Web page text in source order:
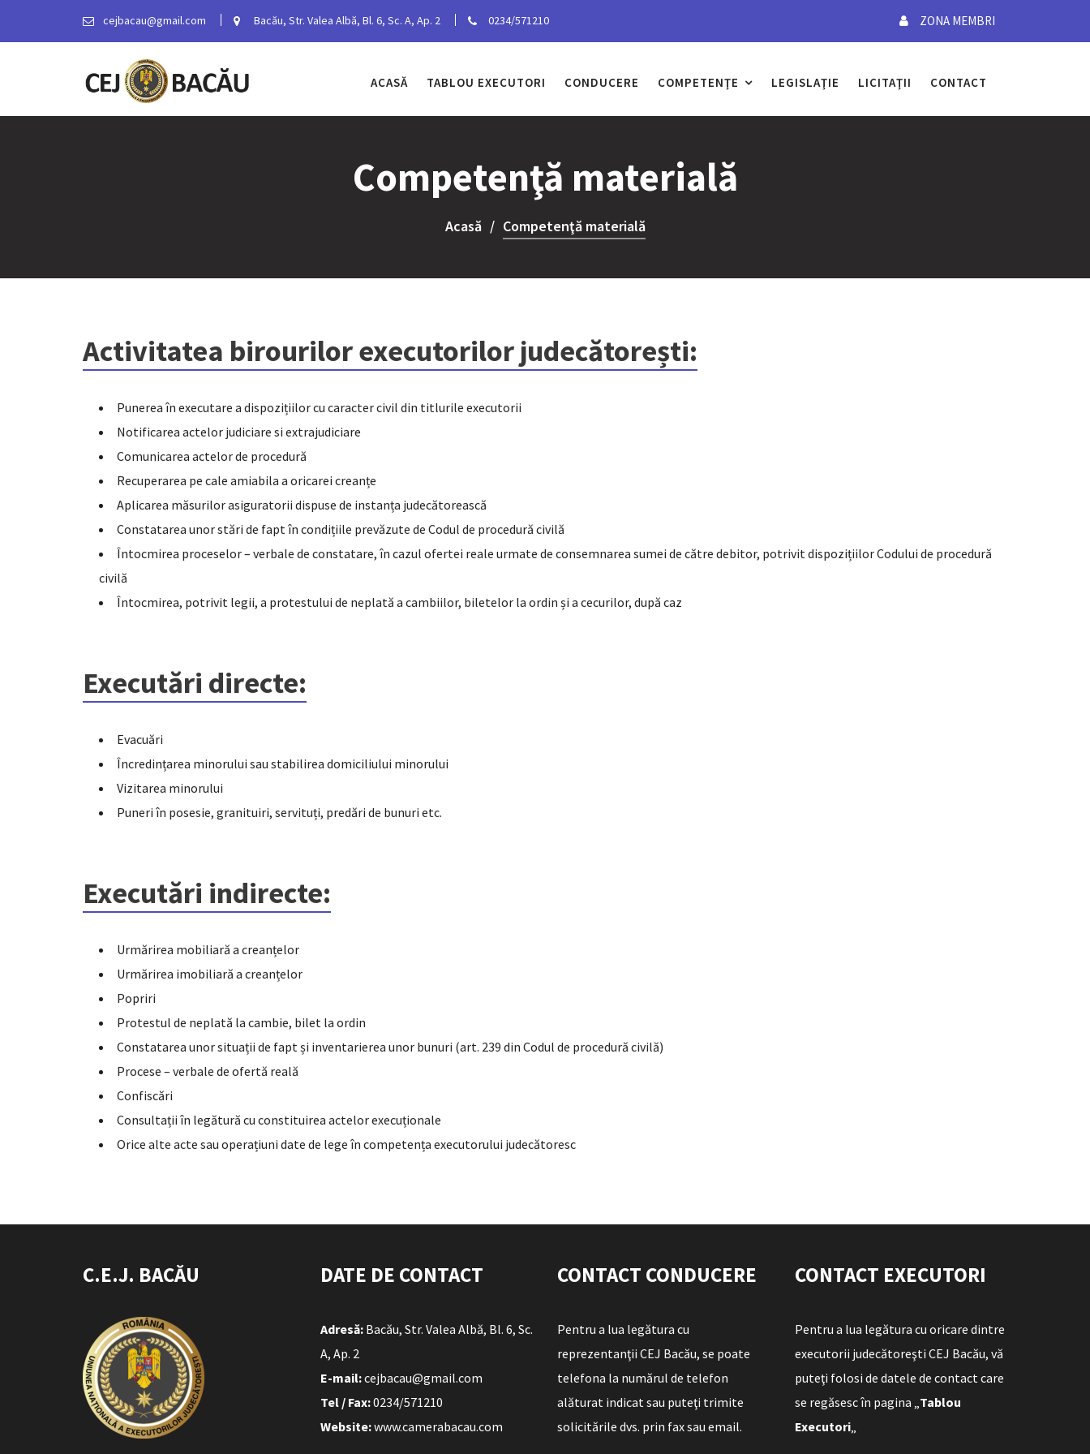
n
cejbacau@gmail.com Bacău, Str. Valea Albă, Bl. 6, Sc. A, Ap. 2 0234/571210 ZONA MEMBRI
ACASĂ TABLOU EXECUTORI CONDUCERE COMPETENŢE LEGISLAŢIE LICITAŢII CONTACT
Competenţă materială
Acasă Competenţă materială
Activitatea birourilor executorilor judecătorești:
Punerea în executare a dispozițiilor cu caracter civil din titlurile executorii
Notificarea actelor judiciare si extrajudiciare
Comunicarea actelor de procedură
Recuperarea pe cale amiabila a oricarei creanțe
Aplicarea măsurilor asiguratorii dispuse de instanța judecătorească
Constatarea unor stări de fapt în condițiile prevăzute de Codul de procedură civilă
Întocmirea proceselor – verbale de constatare, în cazul ofertei reale urmate de consemnarea sumei de către debitor, potrivit dispozițiilor Codului de procedură
civilă
Întocmirea, potrivit legii, a protestului de neplată a cambiilor, biletelor la ordin și a cecurilor, după caz
Executări directe:
Evacuări
Încredințarea minorului sau stabilirea domiciliului minorului
Vizitarea minorului
Puneri în posesie, granituiri, servituți, predări de bunuri etc.
Executări indirecte:
Urmărirea mobiliară a creanțelor
Urmărirea imobiliară a creanțelor
Popriri
Protestul de neplată la cambie, bilet la ordin
Constatarea unor situații de fapt și inventarierea unor bunuri (art. 239 din Codul de procedură civilă)
Procese – verbale de ofertă reală
Confiscări
Consultații în legătură cu constituirea actelor execuționale
Orice alte acte sau operațiuni date de lege în competența executorului judecătoresc
C.E.J. BACĂU DATE DE CONTACT
Adresă:Bacău, Str. Valea Albă, Bl. 6, Sc.
A, Ap. 2
E-mail:cejbacau@gmail.com
Tel / Fax:0234/571210
Website:www.camerabacau.com
CONTACT CONDUCERE
Pentru a lua legătura cu
reprezentanţii CEJ Bacău, se poate
telefona la numărul de telefon
alăturat indicat sau puteţi trimite
solicitările dvs. prin fax sau email.
CONTACT EXECUTORI
Pentru a lua legătura cu oricare dintre
executorii judecătoreşti CEJ Bacău, vă
puteţi folosi de datele de contact care
se regăsesc în pagina „Tablou
Executori„